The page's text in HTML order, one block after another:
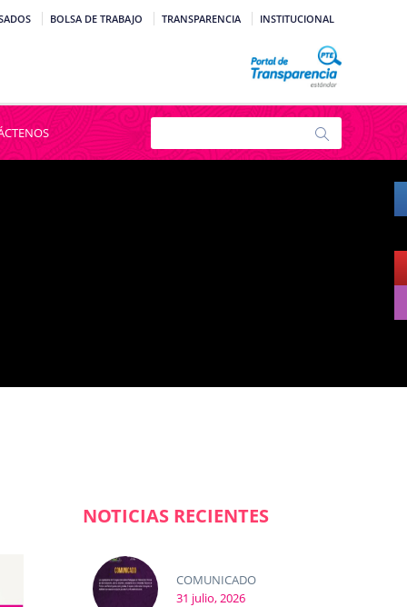
BOLSA DE TRABAJO TRANSPARENCIA INSTITUCIONAL
NOTICIAS RECIENTES
COMUNICADO
31 julio, 2026